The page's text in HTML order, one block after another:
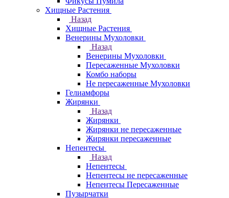
Хищные Растения
Назад
Хищные Растения
Венерины Мухоловки
Назад
Венерины Мухоловки
Пересаженные Мухоловки
Комбо наборы
Не пересаженные Мухоловки
Гелиамфоры
Жирянки
Назад
Жирянки
Жирянки не пересаженные
Жирянки пересаженные
Непентесы
Назад
Непентесы
Непентесы не пересаженные
Непентесы Пересаженные
Пузырчатки